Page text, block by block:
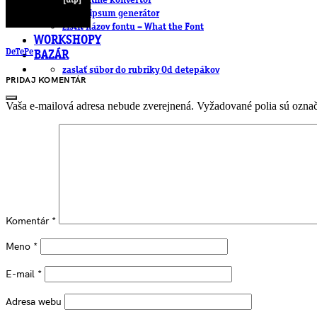
lorem ipsum generátor
zistiť názov fontu – What the Font
WORKSHOPY
BAZÁR
zaslať súbor do rubriky Od detepákov
DeTePe
PRIDAJ KOMENTÁR
Vaša e-mailová adresa nebude zverejnená. Vyžadované polia sú
Komentár *
Meno *
E-mail *
Adresa webu